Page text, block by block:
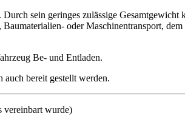
sein geringes zulässige
oder Maschinentransport,
Be- und Entladen.
bereit gestellt werden.
vereinbart wurde)